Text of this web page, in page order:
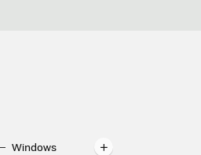
Windows